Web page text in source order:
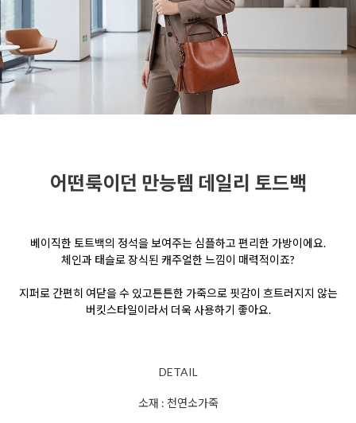
어떤룩이던 만능템 데일리 토드백
베이직한 토트백의 정석을 보여주는 심플하고 편리한 가방이에요.
체인과 태슬로장식된 캐주얼한 느낌이 매력적이죠?
지퍼로 간편히 여닫을 수 있고튼튼한 가죽으로 핏감이 흐트러지지 않는
버킷스타일이라서 더욱 사용하기 좋아요.
DETAIL
소재 : 천연소가죽